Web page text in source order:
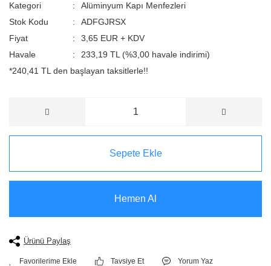
Kategori
Alüminyum Kapı Menfezleri
Stok Kodu
ADFGJRSX
Fiyat
3,65 EUR + KDV
Havale
233,19 TL (%3,00 havale indirimi)
*240,41 TL den başlayan taksitlerle!!
Sepete Ekle
Hemen Al
Ürünü Paylaş
Tavsiye Et Yorum Yaz